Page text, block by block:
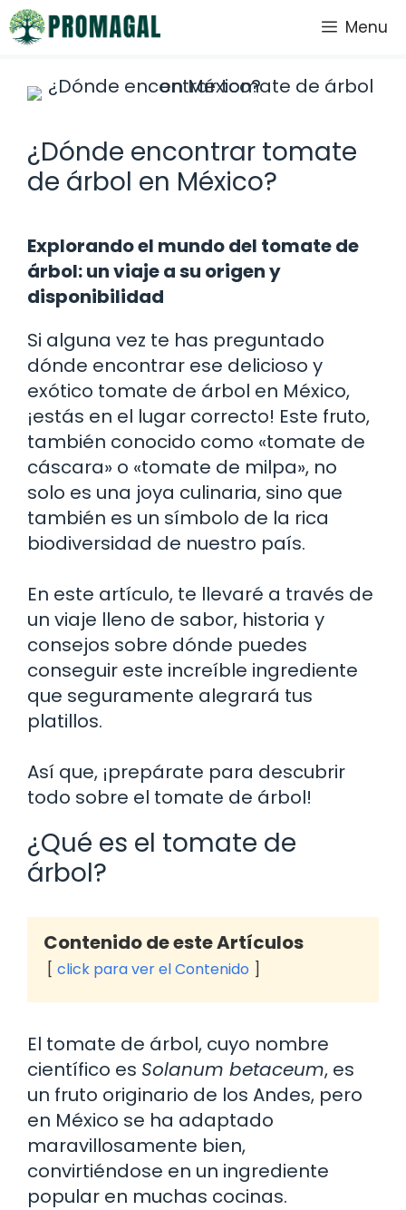
Saltar
al
Menu
¿Dónde encontrar tomate
de árbol en México?
Explorando el mundo del tomate de
árbol: un viaje a su origen y
disponibilidad
Si alguna vez te has preguntado
dónde encontrar ese delicioso y
exótico tomate de árbol en México,
¡estás en el lugar correcto! Este fruto,
también conocido como «tomate de
cáscara» o «tomate de milpa», no
solo es una joya culinaria, sino que
también es un símbolo de la rica
biodiversidad de nuestro país.
En este artículo, te llevaré a través de
un viaje lleno de sabor, historia y
consejos sobre dónde puedes
conseguir este increíble ingrediente
que seguramente alegrará tus
platillos.
Así que, ¡prepárate para descubrir
todo sobre el tomate de árbol!
¿Qué es el tomate de
árbol?
Contenido de este Artículos
click para ver el Contenido
El tomate de árbol, cuyo nombre
científico es Solanum betaceum, es
un fruto originario de los Andes, pero
en México se ha adaptado
maravillosamente bien,
convirtiéndose en un ingrediente
popular en muchas cocinas.